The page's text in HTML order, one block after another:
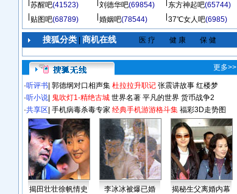
苏醒吧(41523) 刘德华吧(69854) 东方神起吧(65744)
贴图吧(68789) 婚姻吧(78544) 37℃女人吧(6985)
搜狐分类| 商机在线 医 疗 健 康 保 健
更多>>
·听评书 郭德纲对口相声集 杜拉拉升职记 张震讲故事 红楼梦
·听小说 鬼吹灯1-精绝古城 世界名著 平凡的世界 货币战争2
·共享区 手机病毒杀毒专家 经典手机游游格斗集 福彩3D走势图
揭田壮壮徐帆情史 李冰冰被爆已婚
揭秘生父离婚内幕